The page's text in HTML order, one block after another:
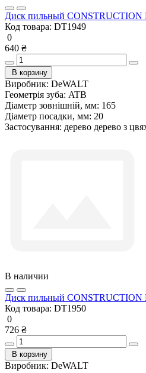
Диск пильный CONSTRUCTION
Код товара: DT1949
0
640 ₴
В корзину
Виробник: DeWALT
Геометрія зуба: ATB
Діаметр зовнішній, мм: 165
Діаметр посадки, мм: 20
Застосування: дерево дерево з
В наличии
Диск пильный CONSTRUCTION
Код товара: DT1950
0
726 ₴
В корзину
Виробник: DeWALT